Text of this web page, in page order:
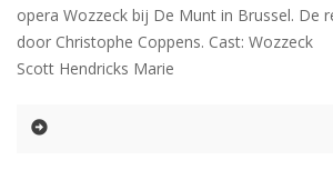
opera Wozzeck bij De Munt in Brussel. De
door Christophe Coppens.
Scott Hendricks Marie